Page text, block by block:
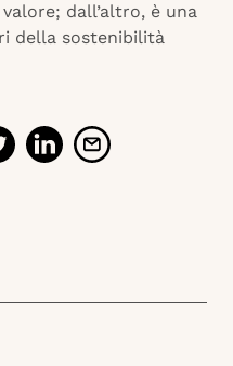
dall’altro, è una
della sostenibilità